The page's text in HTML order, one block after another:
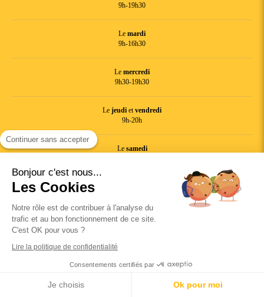
9h-19h30
Le mardi
9h-16h30
Le mercredi
9h30-19h30
Le jeudi etvendredi
9h-20h
Le samedi
Création et référencement du site par Simplébo
Site partenaire deAnnuaire Thérapeutes
Site référencé sur
Continuer sans accepter
Bonjour c'est nous...
Les Cookies
Notre rôle est de contribuer à l'analyse du
trafic et au bon fonctionnement de ce site.
C'est OK pour vous ?
Lire la politique de confidentialité
Consentements certifiés par
Je choisis Ok pour moi